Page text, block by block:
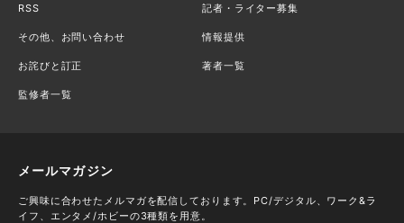
RSS 記者・ライター募集
その他、お問い合わせ 情報提供
お詫びと訂正 著者一覧
監修者一覧
メールマガジン
ご興味に合わせたメルマガを配信しております。PC/デジタル、ワーク&ラ
イフ、エンタメ/ホビーの3種類を用意。